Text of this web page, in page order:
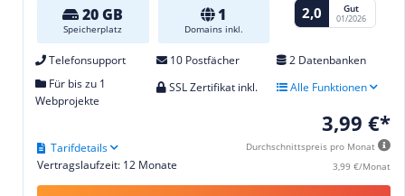
20 GB
Speicherplatz
1
Domains inkl.
2,0 Gut
01/2026
Telefonsupport 10 Postfächer
2 Datenbanken
Für bis zu 1
Webprojekte
SSL Zertifikat inkl. Alle Funktionen
3,99 €*
Durchschnittspreis pro Monat
3,99 €/Monat
Vertragslaufzeit: 12 Monate
Tarifdetails